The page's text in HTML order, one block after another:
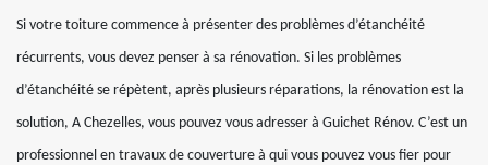
Si votre toiture commence à présenter des problèmes d’étanchéité
récurrents, vous devez penser à sa rénovation. Si les problèmes
d’étanchéité se répètent, après plusieurs réparations, la rénovation est la
solution, A Chezelles, vous pouvez vous adresser à Guichet Rénov. C’est un
professionnel en travaux de couverture à qui vous pouvez vous fier pour